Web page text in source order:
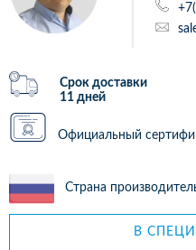
Срок доставки
11 дней
Официальный
Страна
В